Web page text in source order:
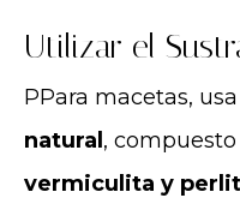
Utilizar el
PPara macetas,
natural ,
vermiculita y